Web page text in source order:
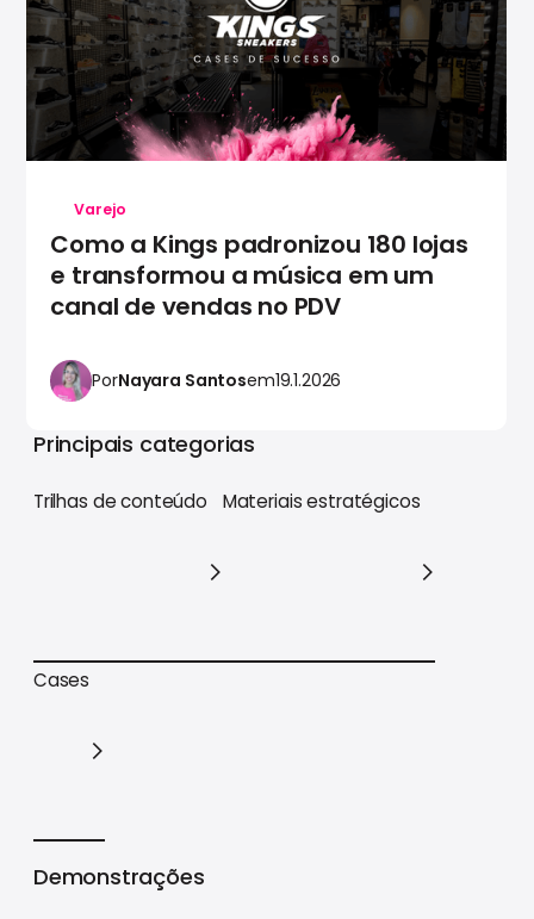
Varejo
Como a Kings padronizou 180 lojas
e transformou a música em um
canal de vendas no PDV
PorNayara Santosem19.1.2026
Principais categorias
Trilhas de conteúdo
Trilhas de conteúdo
Materiais estratégicos
Cases
Demonstrações